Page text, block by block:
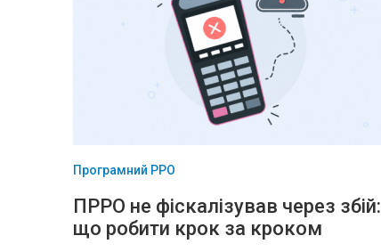
Програмний РРО
ПРРО не фіскалізував через збій:
що робити крок за кроком